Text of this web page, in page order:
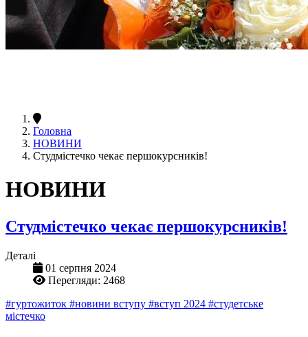
Головна
НОВИНИ
Студмістечко чекає першокурсників!
НОВИНИ
Студмістечко чекає першокурсників!
Деталі
01 серпня 2024
Перегляди: 2468
#гуртожиток #новини вступу #вступ 2024 #студетське
містечко